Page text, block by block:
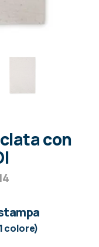
con
colore)